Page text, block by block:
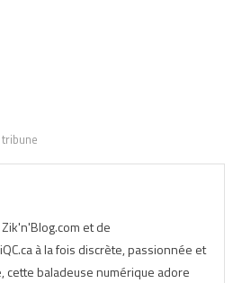
tribune
et de
à la fois discrète, passionnée et
cette baladeuse numérique adore